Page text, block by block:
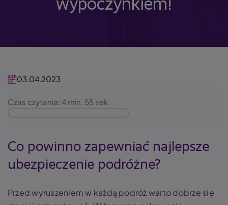
wypoczynkiem!
03.04.2023
Czas czytania: 4 min. 55 sek.
Co powinno zapewniać najlepsze
ubezpieczenie podróżne?
Przed wyruszeniem w każdą podróż warto dobrze się